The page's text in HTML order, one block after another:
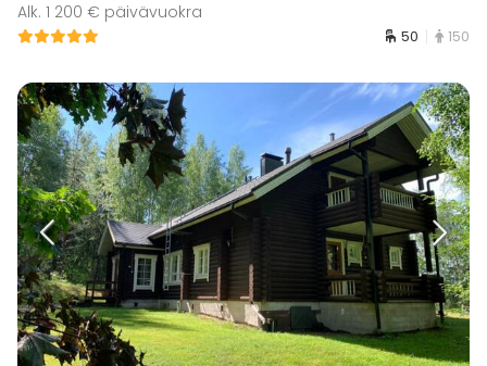
Alk. 1 200 € päivävuokra
50 150